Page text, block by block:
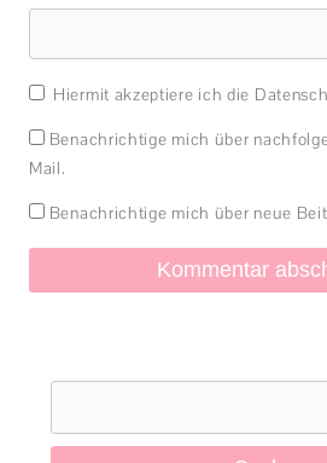
Hiermit akzeptiere ich die
Benachrichtige mich über
Mail.
Benachrichtige mich über neue
Suchen